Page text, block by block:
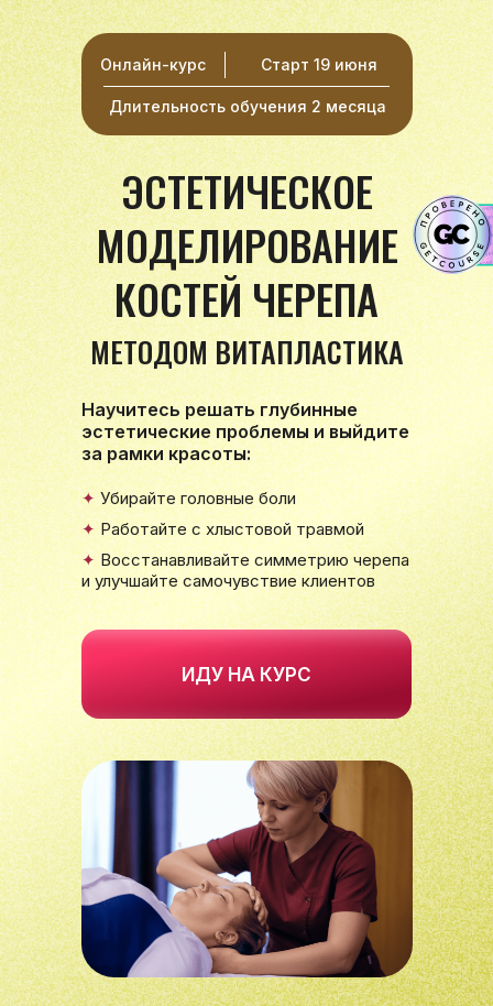
МЕТОДОМ ВИТАПЛАСТИКА
ЭСТЕТИЧЕСКОЕ
МОДЕЛИРОВАНИЕ
КОСТЕЙ ЧЕРЕПА
Онлайн-курс
✦ Восстанавливайте симметрию черепа
и улучшайте самочувствие клиентов
✦ Работайте с хлыстовой травмой
✦ Убирайте головные боли
Научитесь решать глубинные
эстетические проблемы и выйдите
за рамки красоты:
ИДУ НА КУРС
Старт 19 июня
Длительность обучения 2 месяца